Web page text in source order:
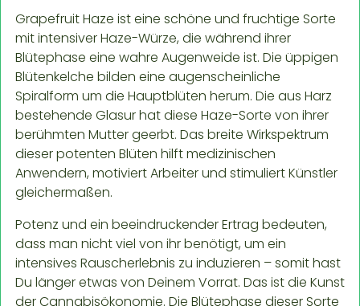
Grapefruit Haze ist eine schöne und fruchtige Sorte
mit intensiver Haze-Würze, die während ihrer
Blütephase eine wahre Augenweide ist. Die üppigen
Blütenkelche bilden eine augenscheinliche
Spiralform um die Hauptblüten herum. Die aus Harz
bestehende Glasur hat diese Haze-Sorte von ihrer
berühmten Mutter geerbt. Das breite Wirkspektrum
dieser potenten Blüten hilft medizinischen
Anwendern, motiviert Arbeiter und stimuliert Künstler
gleichermaßen.
Potenz und ein beeindruckender Ertrag bedeuten,
dass man nicht viel von ihr benötigt, um ein
intensives Rauscherlebnis zu induzieren – somit hast
Du länger etwas von Deinem Vorrat. Das ist die Kunst
der Cannabisökonomie. Die Blütephase dieser Sorte